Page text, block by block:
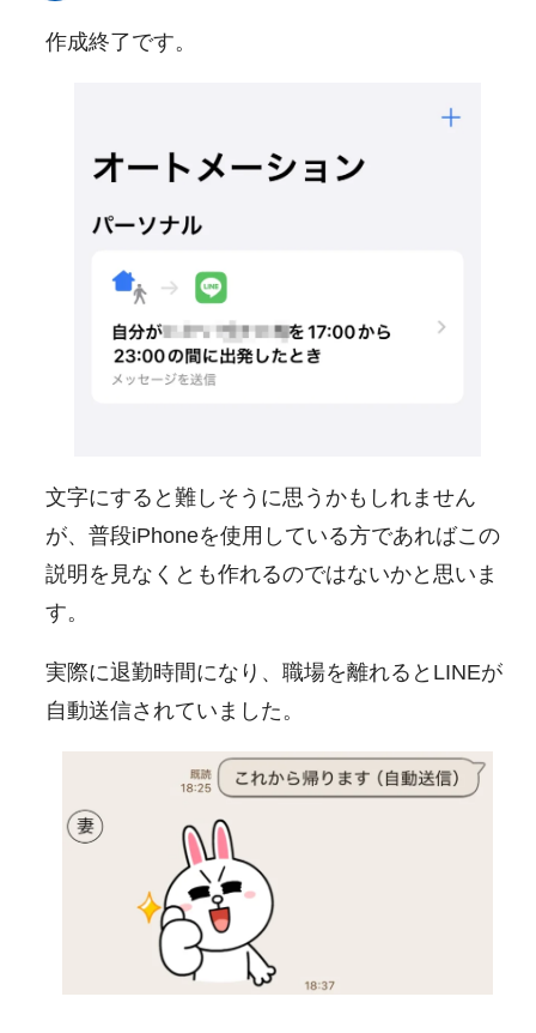
作成終了です。
文字にすると難しそうに思うかもしれません
が、普段iPhoneを使用している方であればこの
説明を見なくとも作れるのではないかと思いま
す。
実際に退勤時間になり、職場を離れるとLINEが
自動送信されていました。